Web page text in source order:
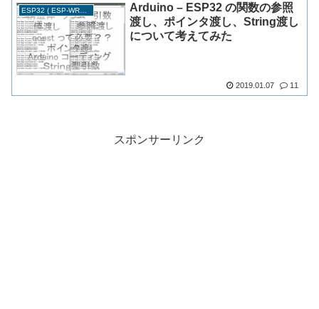
ESP32 ( ESP-WROOM-32 )
Arduino – ESP32 の関数の参照
渡し、ポインタ渡し、String渡し
について考えてみた
2019.01.07 11
スポンサーリンク